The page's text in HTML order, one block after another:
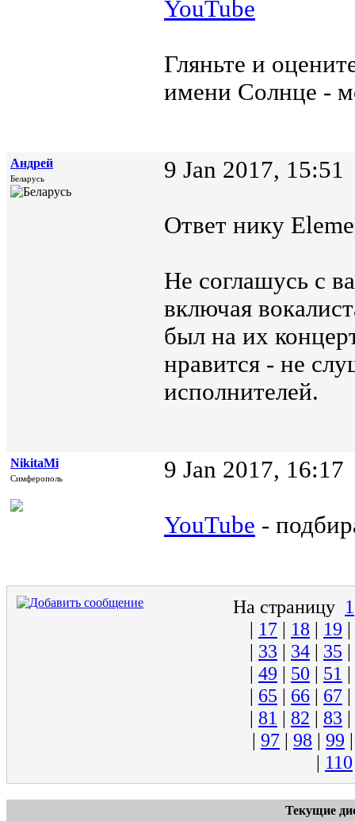
YouTube
Гляньте и
имени Солнце -
Андрей
Беларусь 9 Jan 2017, 15:51
Ответ нику
Не соглашусь с
включая
был на их
нравится - не
исполнителей.
NikitaMi
Симферополь 9 Jan 2017, 16:17
YouTube -
На страницу 1
| 17 | 18 | 19 |
| 33 | 34 | 35 |
| 49 | 50 | 51 |
| 65 | 66 | 67 |
| 81 | 82 | 83 |
| 97 | 98 | 99
| 110
Текущие